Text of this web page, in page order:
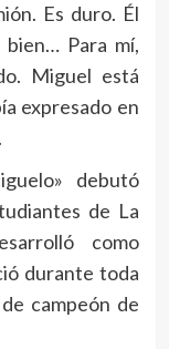
Es duro. Él
Para mí,
Miguel está
expresado en
debutó
de La
como
durante toda
campeón de